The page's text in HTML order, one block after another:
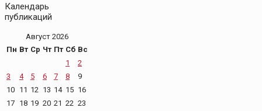
Календарь
публикаций
Август 2026
Пн Вт Ср Чт Пт Сб Вс
1
2
3
4 5 6 7 8
9
10 11 12 13 14 15 16
17 18 19 20 21 22 23